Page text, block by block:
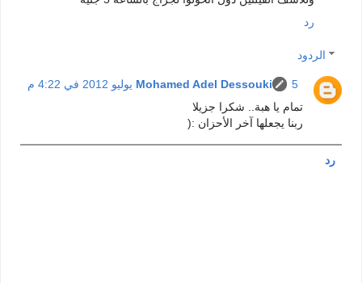
رد
الردود
Mohamed Adel Dessouki
5 يوليو 2012 في 4:22 م
تمام يا هبة.. شكرا جزيلا
ربنا يجعلها آخر الأحزان :(
رد